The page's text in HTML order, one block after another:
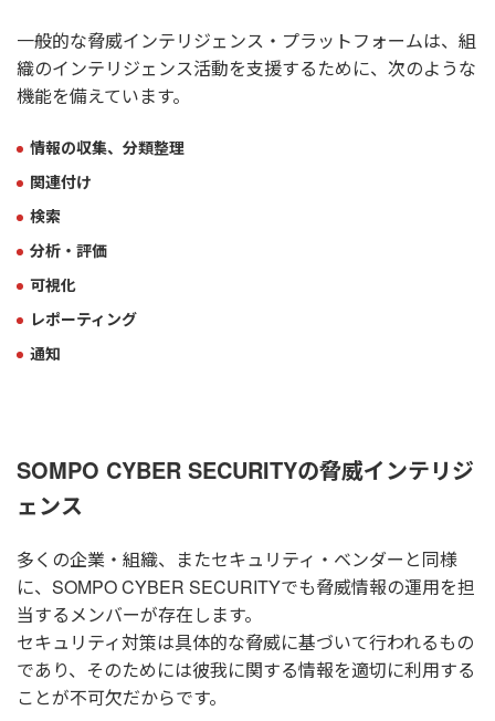
一般的な脅威インテリジェンス・プラットフォームは、組
織のインテリジェンス活動を支援するために、次のような
機能を備えています。
情報の収集、分類整理
関連付け
検索
分析・評価
可視化
レポーティング
通知
SOMPO CYBER SECURITYの脅威インテリジ
ェンス
多くの企業・組織、またセキュリティ・ベンダーと同様
に、SOMPO CYBER SECURITYでも脅威情報の運用を担
当するメンバーが存在します。
セキュリティ対策は具体的な脅威に基づいて行われるもの
であり、そのためには彼我に関する情報を適切に利用する
ことが不可欠だからです。